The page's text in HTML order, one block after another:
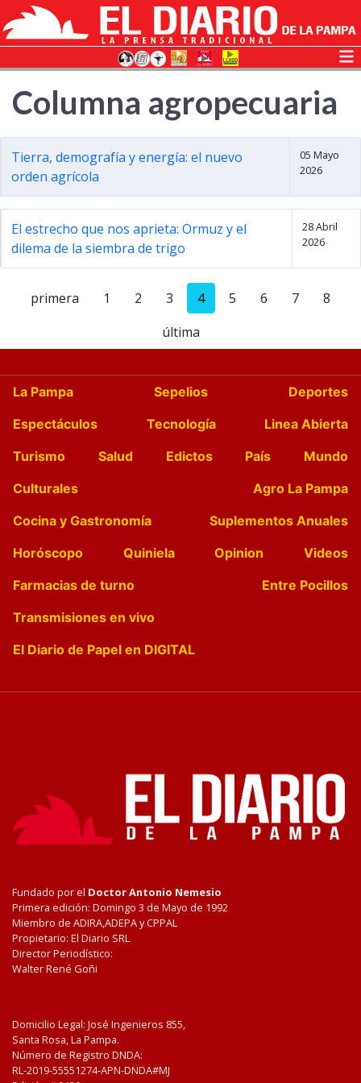
Columna agropecuaria
Tierra, demografía y energía: el nuevo
orden agrícola
05 Mayo
2026
El estrecho que nos aprieta: Ormuz y el
dilema de la siembra de trigo
28 Abril
2026
primera 1 2 3 4 5 6 7
8
última
La Pampa Sepelios
Deportes
Espectáculos
Tecnología
Linea Abierta
Turismo
Salud Edictos País
Mundo
Culturales
Agro La Pampa
Cocina y Gastronomía
Suplementos Anuales
Horóscopo
Quiniela Opinion
Videos
Farmacias de turno
Entre Pocillos
Transmisiones en vivo
El Diario de Papel en DIGITAL
Fundado por el Doctor Antonio Nemesio
Primera edición: Domingo 3 de Mayo de 1992
Miembro de ADIRA,ADEPA y CPPAL
Propietario: El Diario SRL
Director Periodístico:
Walter René Goñi
Domicilio Legal: José Ingenieros 855,
Santa Rosa, La Pampa.
Número de Registro DNDA:
RL-2019-55551274-APN-DNDA#MJ